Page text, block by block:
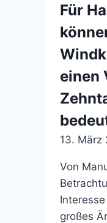
Für
einen
13. März
Von
großes